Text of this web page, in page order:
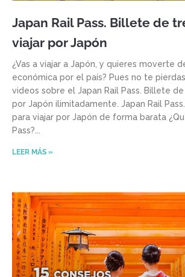
Japan Rail Pass. Billete de
viajar por Japón
¿Vas a viajar a Japón, y quieres moverte
económica por el país? Pues no te
videos sobre el Japan Rail Pass. Billete
por Japón ilimitadamente. Japan Rail
para viajar por Japón de forma barata
Pass?
LEER MÁS »